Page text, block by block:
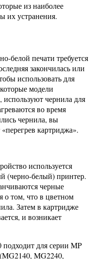
из наиболее
их устранения.
белой печати требуется
закончилась или
использовать для
модели
чернила для
во время
чернила, вы
картриджа».
используется
(черно-белый) принтер.
черные
о том, что в цветном
Затем в картридже
и возникает
для серии MP
MG2240,